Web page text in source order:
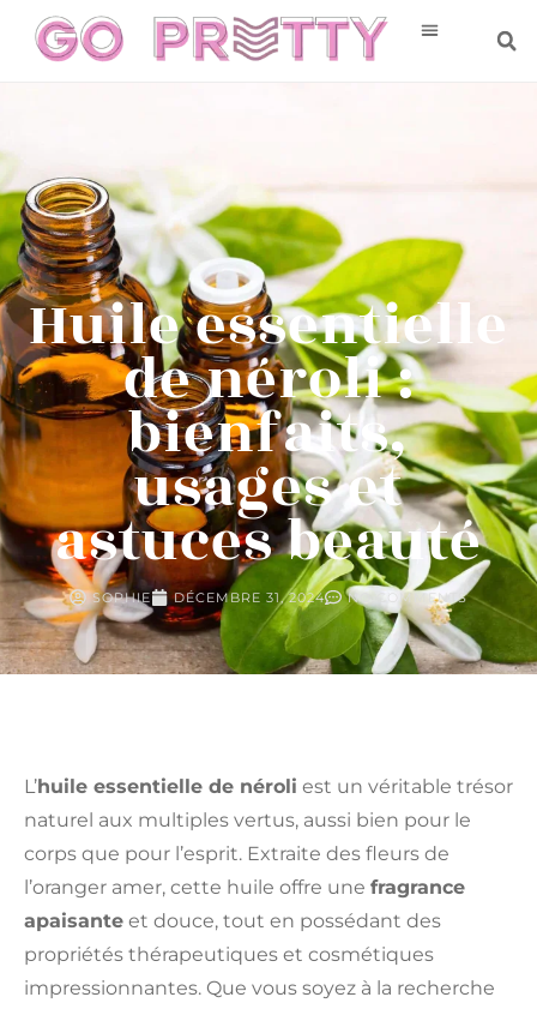
Huile essentielle
de néroli :
bienfaits,
usages et
astuces beauté
SOPHIE DÉCEMBRE 31, 2024 NO COMMENTS
L’huile essentielle de néroli est un véritable trésor
naturel aux multiples vertus, aussi bien pour le
corps que pour l’esprit. Extraite des fleurs de
l’oranger amer, cette huile offre une fragrance
apaisante et douce, tout en possédant des
propriétés thérapeutiques et cosmétiques
impressionnantes. Que vous soyez à la recherche